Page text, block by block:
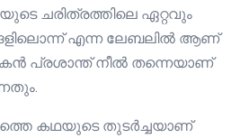
ചരിത്രത്തിലെ ഏറ്റവും
എന്ന ലേബലിൽ ആണ്
പ്രശാന്ത് നീൽ തന്നെയാണ്
കഥയുടെ തുടർച്ചയാണ്